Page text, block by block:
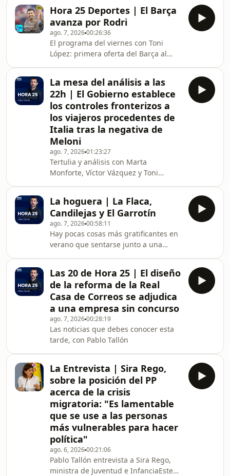
20 años de experiencia rescatando
personas en el mar, aporta su
perspectiva de la crisis que se está
viviendo en Ceuta
Hora 25 Deportes | El Barça
avanza por Rodri
ago. 7, 202600:26:36
El programa del viernes con Toni
López: primera oferta del Barça al
Corea, amistosos y fichajes,
recibimiento a Ferran Torres en Foios
y resto de fútbol, Paula Blasi mejora
en el Tour Femenino, vuelve Moto GP,
tenis y más deporte.
La mesa del análisis a las
22h | El Gobierno establece
los controles fronterizos a
los viajeros procedentes de
Italia tras la negativa de
Meloni
ago. 7, 202601:23:27
Tertulia y análisis con Marta
Monforte, Víctor Vázquez y Toni
La hoguera | La Flaca,
Candilejas y El Garrotín
ago. 7, 202600:58:11
Hay pocas cosas más gratificantes en
verano que sentarse junto a una
canciones míticas de nuestra historia,
escucharemos las de los oyentes y
habrá espacio para aprender cada día
de los que más saben de algunas de
las grandes cuestiones más
desconocidas de nuestra historia. Y es
que un buen '¿Sabías qué?' siempre
se presta a que
Las 20 de Hora 25 | El diseño
de la reforma de la Real
Casa de Correos se adjudica
a una empresa sin concurso
ago. 7, 202600:28:19
Las noticias que debes conocer esta
tarde, con Pablo Tallón
La Entrevista | Sira Rego,
sobre la posición del PP
acerca de la crisis
migratoria: "Es lamentable
que se use a las personas
más vulnerables para hacer
política"
ago. 6, 202600:21:06
Pablo Tallón entrevista a Sira Rego,
ministra de Juventud e InfanciaEste